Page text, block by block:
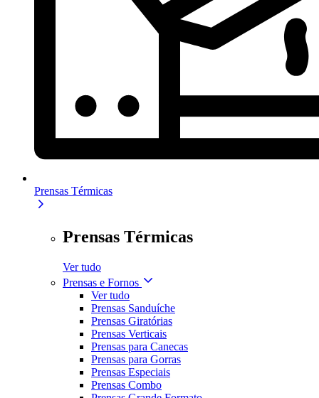
Prensas Térmicas
Prensas Térmicas
Ver tudo
Prensas e Fornos
Ver tudo
Prensas Sanduíche
Prensas Giratórias
Prensas Verticais
Prensas para Canecas
Prensas para Gorras
Prensas Especiais
Prensas Combo